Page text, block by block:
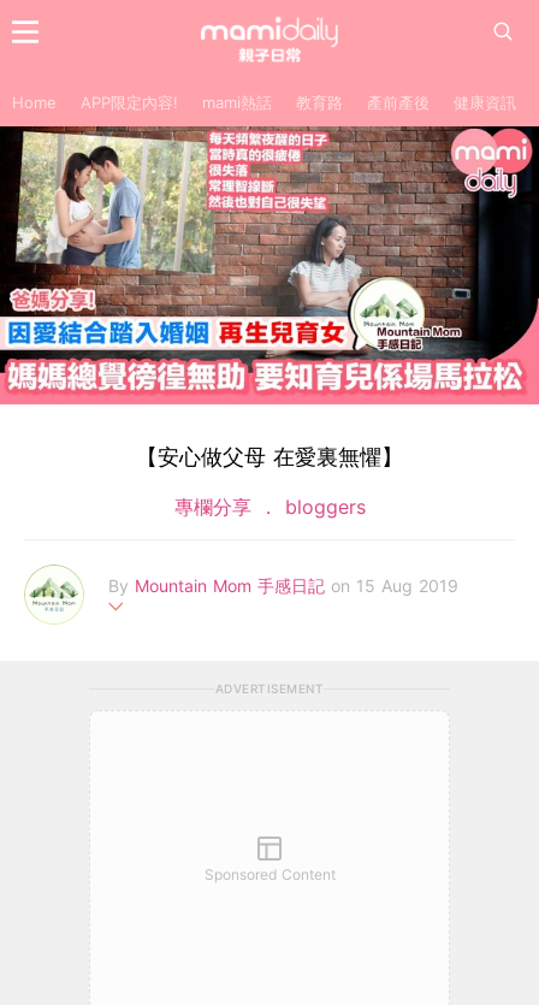
Home APP限定內容! mami熱話 教育路 產前產後 健康資訊
【安心做父母 在愛裏無懼】
專欄分享 bloggers
By Mountain Mom 手感日記 on 15 Aug 2019
一對熱愛登山、溯溪、露營、鐵人三項、馬拉松各種戶外運動，連
婚禮都要辦在山上的夫妻
2018.07.31
我們登上人生第一座百岳《南華山》，同時，我們也發現肚子裡擁
有已經醞釀一個月的新生命
2019.04.04
就這樣開啟我們的1+1<山的冒險旅程
ADVERTISEMENT
Sponsored Content